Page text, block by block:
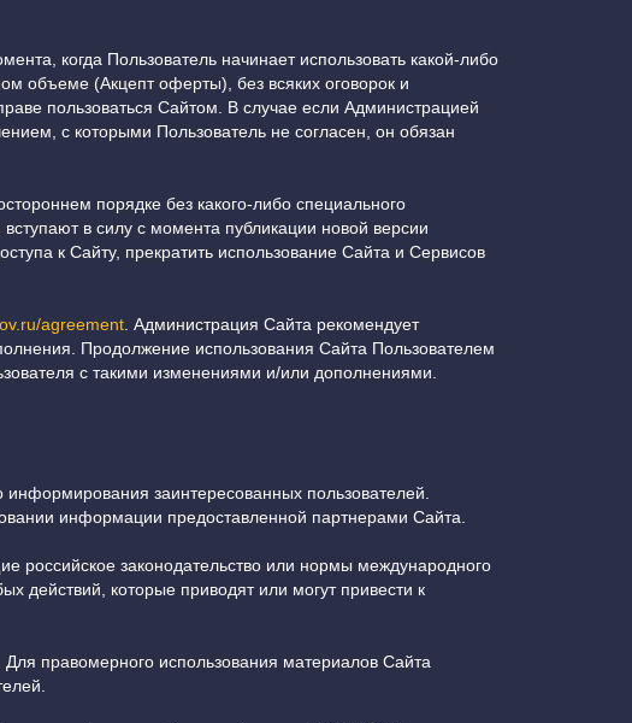
когда Пользователь начинает использовать какой-либо
объеме (Акцепт оферты), без всяких оговорок и
пользоваться Сайтом. В случае если Администрацией
с которыми Пользователь не согласен, он обязан
порядке без какого-либо специального
в силу с момента публикации новой версии
к Сайту, прекратить использование Сайта и Сервисов
agreement . Администрация Сайта рекомендует
Продолжение использования Сайта Пользователем
с такими изменениями и/или дополнениями.
заинтересованных пользователей.
информации предоставленной партнерами Сайта.
российское законодательство или нормы международного
действий, которые приводят или могут привести к
правомерного использования материалов Сайта